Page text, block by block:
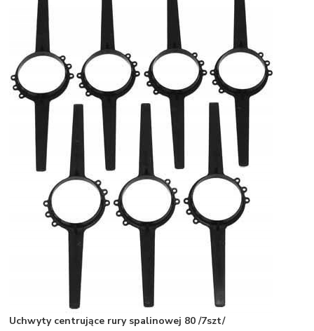
Uchwyty centrujące rury spalinowej 80 /7szt/